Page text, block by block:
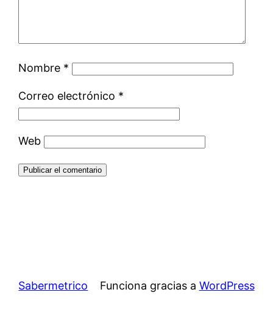
Nombre *
Correo electrónico *
Web
Sabermetrico Funciona gracias a WordPress